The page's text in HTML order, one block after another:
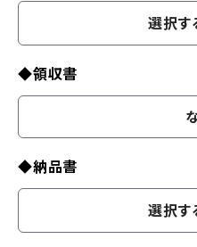
選択す
◆領収書
◆納品書
選択す